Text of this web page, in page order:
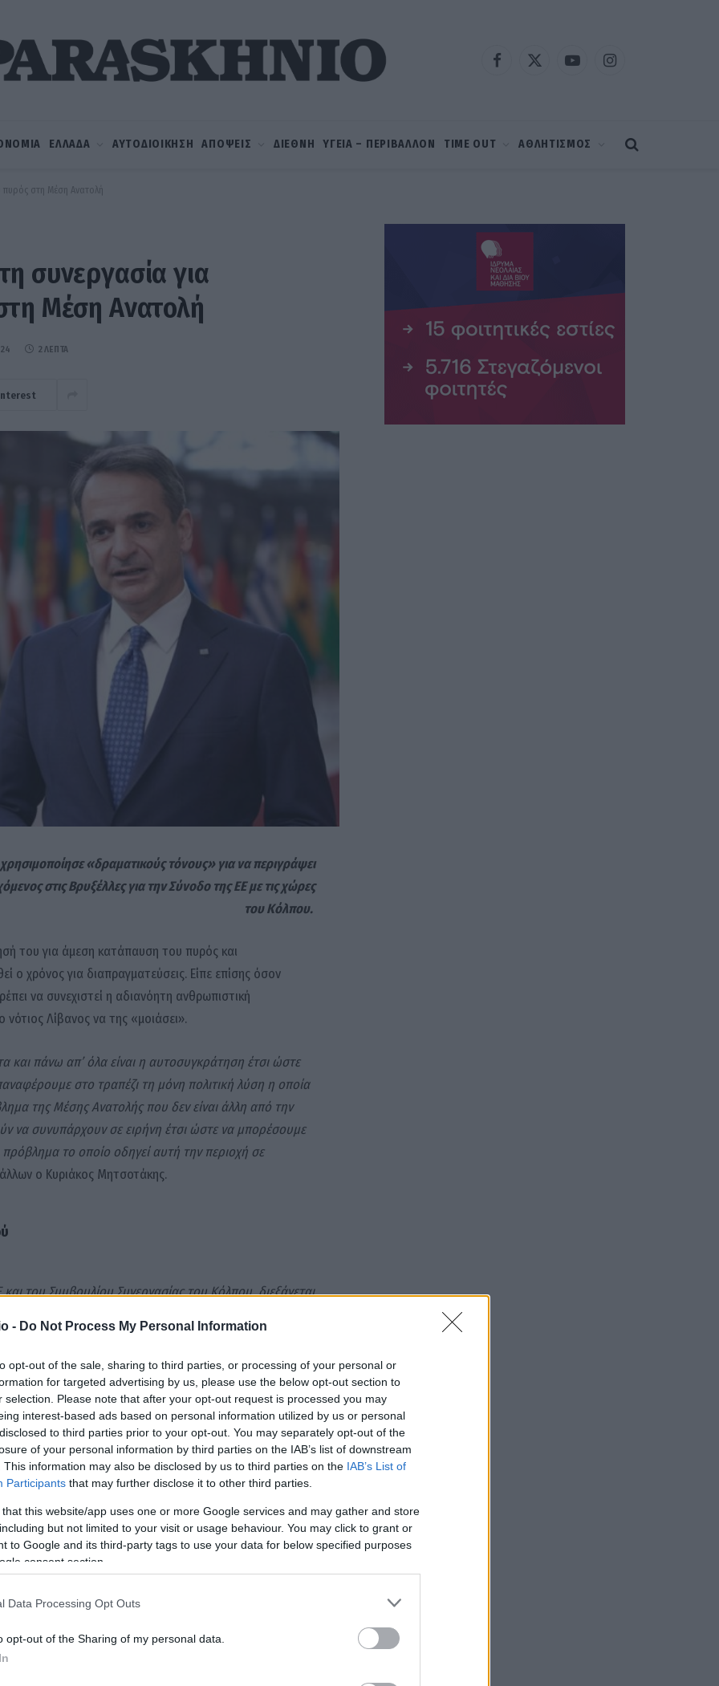
- Do Not Process My Personal Information
opt-out of the sale, sharing to third parties, or processing of your personal or
for targeted advertising by us, please use the below opt-out section to
selection. Please note that after your opt-out request is processed you may
interest-based ads based on personal information utilized by us or personal
to third parties prior to your opt-out. You may separately opt-out of the
of your personal information by third parties on the IAB’s list of downstream
This information may also be disclosed by us to third parties on the IAB’s List of
Participants that may further disclose it to other third parties.
that this website/app uses one or more Google services and may gather and store
but not limited to your visit or usage behaviour. You may click to grant or
to Google and its third-party tags to use your data for below specified purposes
consent section.
Data Processing Opt Outs
opt-out of the Sharing of my personal data.
Facebook
X
YouTubeInstagram
ΕΛΛΑΔΑ ΑΥΤΟΔΙΟΙΚΗΣΗ ΑΠΟΨΕΙΣ ΔΙΕΘΝΗ ΥΓΕΙΑ – ΠΕΡΙΒΑΛΛΟΝ TIME OUT ΑΘΛΗΤΙΣΜΟΣ
πυρός στη Μέση Ανατολή
συνεργασία για
Μέση Ανατολή
2 ΛΕΠΤΆ
«δραματικούς τόνους» για να περιγράψει
στις Βρυξέλλες για την Σύνοδο της ΕΕ με τις χώρες
του Κόλπου.
του για άμεση κατάπαυση του πυρός και
ο χρόνος για διαπραγματεύσεις. Είπε επίσης όσον
να συνεχιστεί η αδιανόητη ανθρωπιστική
Λίβανος να της «μοιάσει».
και πάνω απ’ όλα είναι η αυτοσυγκράτηση έτσι ώστε
στο τραπέζι τη μόνη πολιτική λύση η οποία
της Μέσης Ανατολής που δεν είναι άλλη από την
να συνυπάρχουν σε ειρήνη έτσι ώστε να μπορέσουμε
το οποίο οδηγεί αυτή την περιοχή σε
ο Κυριάκος Μητσοτάκης.
του Συμβουλίου Συνεργασίας του Κόλπου διεξάγεται
βρίσκεται στον νοτιοανατολικό άκρο της Ευρώπης και
τις σχέσεις μεταξύ της ΕΕ και των χωρών του
εξαιρετικές σχέσεις και με τα 6 κράτη. Είναι
τις σχέσεις και ως ΕΕ ειδικά σε μια εποχή που η
η ευρύτερη Μέση Ανατολή κινδυνεύει με μια
επαναλάβουμε την έκκλησή μας για μια άμεση
συνεχιστεί η αδιανόητη ανθρωπιστική καταστροφή
Γάζα στα πλαίσια του νόμιμου δικαιώματος που έχει το
επιθέσεις.
και πάνω απ’ όλα είναι η αυτοσυγκράτηση έτσι
επαναφέρουμε στο τραπέζι τη μόνη πολιτική λύση η
πρόβλημα της Μέσης Ανατολής που δεν είναι άλλη από
να συνυπάρχουν σε ειρήνη έτσι ώστε να
το δομικό πρόβλημα το οποίο οδηγεί αυτή την